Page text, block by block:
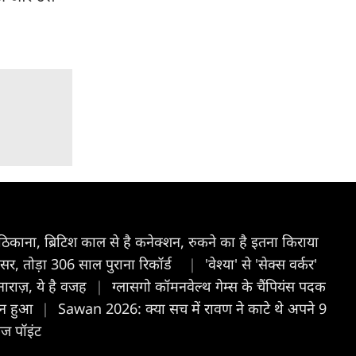
ब्रिटिश काल से है कनेक्शन, रुकने का है इतना किराया
तोड़ा 306 साल पुराना रिकॉर्ड |
'वेश्या' से 'सेक्स वर्कर'
ये है वजह |
ग्लासगो कॉमनवेल्थ गेम्स के चैंपियंस पदक
हुआ |
Sawan 2026: क्या सच में रावण ने काटे थे अपने 9
पॉइंट